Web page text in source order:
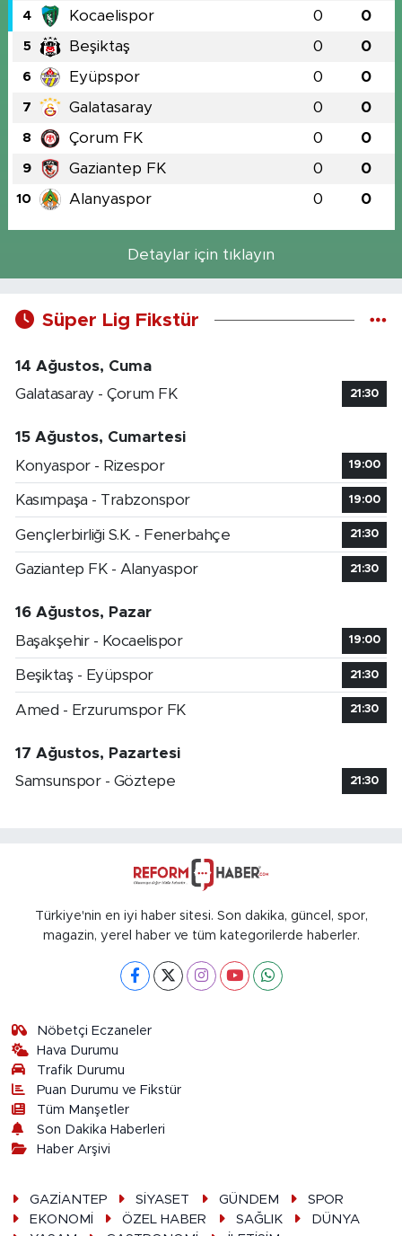
4 Kocaelispor 0 0
5 Beşiktaş 0 0
6 Eyüpspor 0 0
7 Galatasaray 0 0
8 Çorum FK 0 0
9 Gaziantep FK 0 0
10 Alanyaspor 0 0
Detaylar için tıklayın
Süper Lig Fikstür
14 Ağustos, Cuma
Galatasaray - Çorum FK
21:30
15 Ağustos, Cumartesi
Konyaspor - Rizespor
19:00
Kasımpaşa - Trabzonspor 19:00
Gençlerbirliği S.K. - Fenerbahçe 21:30
Gaziantep FK - Alanyaspor 21:30
16 Ağustos, Pazar
Başakşehir - Kocaelispor
19:00
Beşiktaş - Eyüpspor 21:30
Amed - Erzurumspor FK 21:30
17 Ağustos, Pazartesi
Samsunspor - Göztepe
21:30
Türkiye'nin en iyi haber sitesi. Son dakika, güncel, spor,
magazin, yerel haber ve tüm kategorilerde haberler.
Nöbetçi Eczaneler
Hava Durumu
Trafik Durumu
Puan Durumu ve Fikstür
Tüm Manşetler
Son Dakika Haberleri
Haber Arşivi
GAZİANTEP SİYASET GÜNDEM
SPOR
EKONOMİ
ÖZEL HABER SAĞLIK
DÜNYA